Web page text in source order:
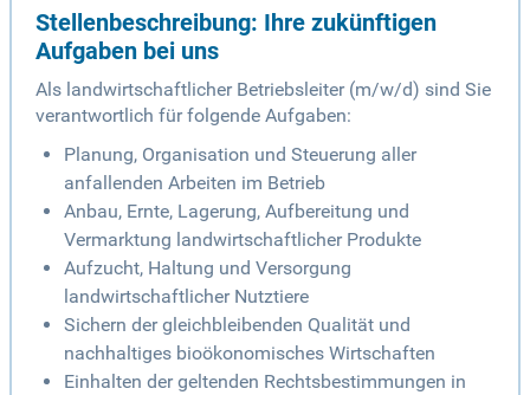
Stellenbeschreibung: Ihre zukünftigen
Aufgaben bei uns
Als landwirtschaftlicher Betriebsleiter (m/w/d) sind Sie
verantwortlich für folgende Aufgaben:
Planung, Organisation und Steuerung aller
anfallenden Arbeiten im Betrieb
Anbau, Ernte, Lagerung, Aufbereitung und
Vermarktung landwirtschaftlicher Produkte
Aufzucht, Haltung und Versorgung
landwirtschaftlicher Nutztiere
Sichern der gleichbleibenden Qualität und
nachhaltiges bioökonomisches Wirtschaften
Einhalten der geltenden Rechtsbestimmungen in